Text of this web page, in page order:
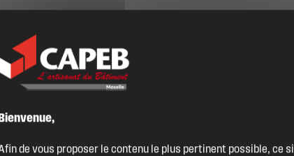
de vous proposer le contenu le plus pertinent possible, ce